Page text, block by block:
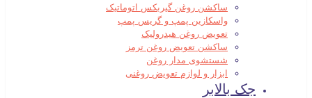
ساکشن روغن گیربکس اتوماتیک
واسکازین پمپ و گریس پمپ
تعویض روغن هیدرولیک
ساکشن تعویض روغن ترمز
شستشوی مدار روغن
ابزار و لوازم تعویض روغنی
جک بالابر